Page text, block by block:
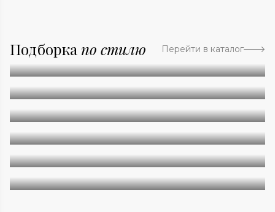
Подборка по стилю Перейти в каталог
Абстракция
Однотонные
Геометрия
Классические
Современные
Дизайнерские